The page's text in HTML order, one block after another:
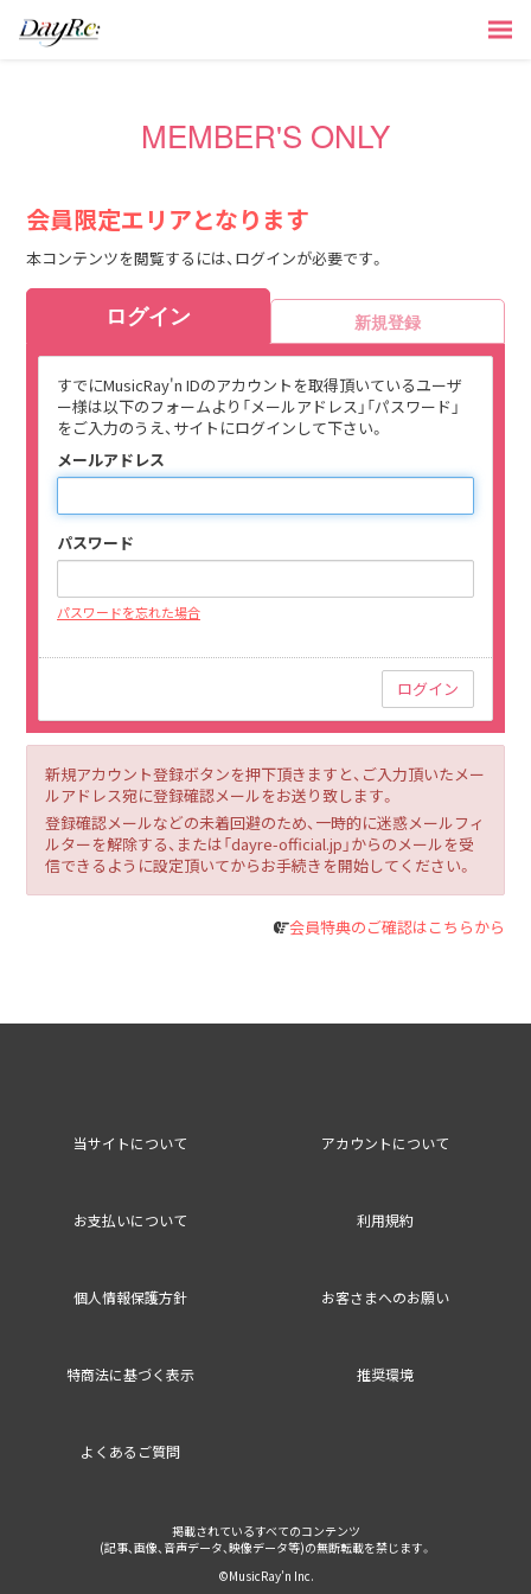
MEMBER'S ONLY
会員限定エリアとなります
本コンテンツを閲覧するには、ログインが必要です。
ログイン 新規登録
すでにMusicRay'n IDのアカウントを取得頂いているユーザ
ー様は以下のフォームより「メールアドレス」「パスワード」
をご入力のうえ、サイトにログインして下さい。
メールアドレス
パスワード
パスワードを忘れた場合
新規アカウント登録ボタンを押下頂きますと、ご入力頂いたメー
ルアドレス宛に登録確認メールをお送り致します。
登録確認メールなどの未着回避のため、一時的に迷惑メールフィ
ルターを解除する、または「dayre-official.jp」からのメールを受
信できるように設定頂いてからお手続きを開始してください。
会員特典のご確認はこちらから
当サイトについて アカウントについて
お支払いについて 利用規約
個人情報保護方針 お客さまへのお願い
特商法に基づく表示 推奨環境
よくあるご質問
掲載されているすべてのコンテンツ
(記事、画像、音声データ、映像データ等)の無断転載を禁じます。
©MusicRay’n Inc.